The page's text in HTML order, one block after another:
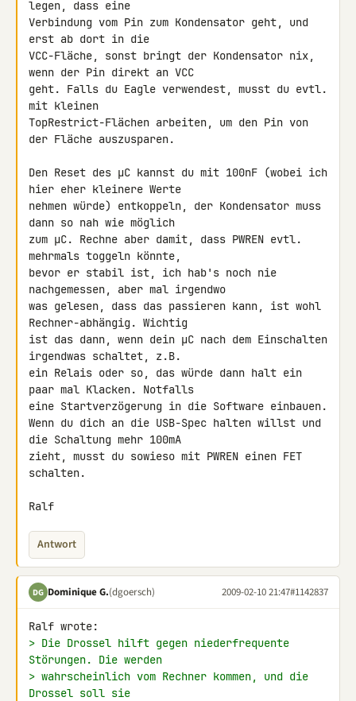
legen, dass eine
Verbindung vom Pin zum Kondensator geht, und
erst ab dort in die
VCC-Fläche, sonst bringt der Kondensator nix,
wenn der Pin direkt an VCC
geht. Falls du Eagle verwendest, musst du evtl.
mit kleinen
TopRestrict-Flächen arbeiten, um den Pin von
der Fläche auszusparen.
Den Reset des µC kannst du mit 100nF (wobei ich
hier eher kleinere Werte
nehmen würde) entkoppeln, der Kondensator muss
dann so nah wie möglich
zum µC. Rechne aber damit, dass PWREN evtl.
mehrmals toggeln könnte,
bevor er stabil ist, ich hab's noch nie
nachgemessen, aber mal irgendwo
was gelesen, dass das passieren kann, ist wohl
Rechner-abhängig. Wichtig
ist das dann, wenn dein µC nach dem Einschalten
irgendwas schaltet, z.B.
ein Relais oder so, das würde dann halt ein
paar mal Klacken. Notfalls
eine Startverzögerung in die Software einbauen.
Wenn du dich an die USB-Spec halten willst und
die Schaltung mehr 100mA
zieht, musst du sowieso mit PWREN einen FET
schalten.
Ralf
Antwort
DG Dominique G.(dgoersch) 2009-02-10 21:47#1142837
> Die Drossel hilft gegen niederfrequente
Störungen. Die werden
> wahrscheinlich vom Rechner kommen, und die
Drossel soll sie